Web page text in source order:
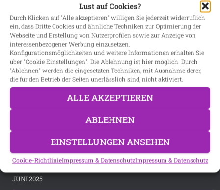
Lust auf Cookies?
Durch Klicken auf "Alle akzeptieren" willigen Sie jederzeit widerruflich
ein, dass Dritte Cookies und ähnliche Techniken zur Optimierung der
Webseite und Erstellung von Nutzerprofilen sowie zur Anzeige von
interessenbezogener Werbung einzusetzen.
Konfigurationsmöglichkeiten und weitere Informationen erhalten Sie
über "Cookie Einstellungen". Die Ablehnung ist hier möglich. Durch
"Ablehnen" werden die eingesetzten Techniken, mit Ausnahme derer,
die für den Betrieb der Seiten unerlässlich sind, nicht aktiviert.
ALLE AKZEPTIEREN
ABLEHNEN
EINSTELLUNGEN ANSEHEN
Cookie-RichtlinieImpressum & DatenschutzImpressum & Datenschutz
FEBRUAR 2026
JANUAR 2026
DEZEMBER 2025
JULI 2025
JUNI 2025